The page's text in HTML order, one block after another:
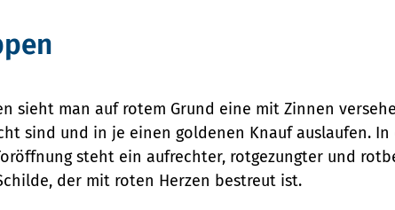
sieht man auf rotem Grund eine mit Zinnen
sind und in je einen goldenen Knauf auslaufen.
steht ein aufrechter, rotgezungter und
der mit roten Herzen bestreut ist.